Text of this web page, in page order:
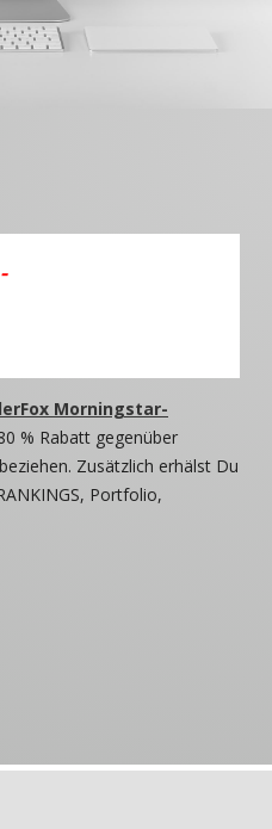
Morningstar-
% Rabatt gegenüber
Zusätzlich erhälst Du
Portfolio,